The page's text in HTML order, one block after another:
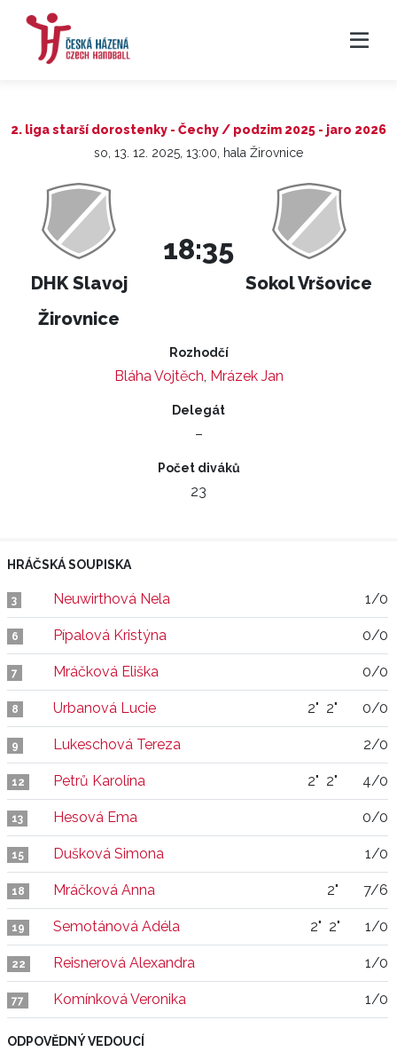
2. liga starší dorostenky - Čechy / podzim 2025 - jaro 2026
so, 13. 12. 2025, 13:00, hala Žirovnice
DHK Slavoj
Žirovnice
18:35
Sokol Vršovice
Rozhodčí
Bláha Vojtěch, Mrázek Jan
Delegát
–
Počet diváků
23
HRÁČSKÁ SOUPISKA
3 Neuwirthová Nela 1/0
6 Pípalová Kristýna 0/0
7 Mráčková Eliška 0/0
8 Urbanová Lucie 2" 2" 0/0
9 Lukeschová Tereza 2/0
12 Petrů Karolína 2" 2" 4/0
13 Hesová Ema 0/0
15 Dušková Simona 1/0
18 Mráčková Anna 2" 7/6
19 Semotánová Adéla 2" 2" 1/0
22 Reisnerová Alexandra 1/0
77 Komínková Veronika 1/0
ODPOVĚDNÝ VEDOUCÍ